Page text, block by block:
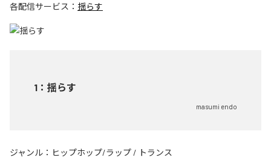
各配信サービス： 揺らす
1 ： 揺らす
masumi endo
ジャンル： ヒップホップ/ラップ / トランス